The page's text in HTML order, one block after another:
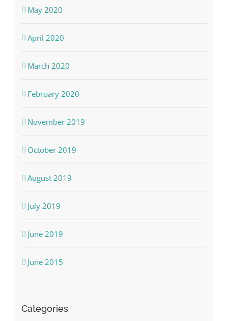
May 2020
April 2020
March 2020
February 2020
November 2019
October 2019
August 2019
July 2019
June 2019
June 2015
Categories